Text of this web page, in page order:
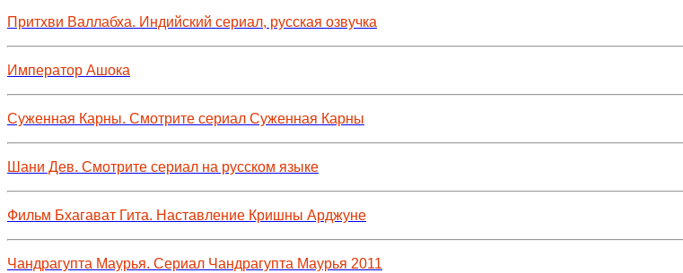
Притхви Валлабха. Индийский сериал, русская озвучка
Император Ашока
Суженная Карны. Смотрите сериал Суженная Карны
Шани Дев. Смотрите сериал на русском языке
Фильм Бхагават Гита. Наставление Кришны Арджуне
Чандрагупта Маурья. Сериал Чандрагупта Маурья 2011